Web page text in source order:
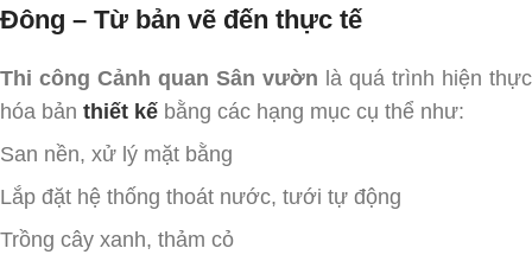
Đông – Từ bản vẽ đến thực tế
Thi công Cảnh quan Sân vườn là quá trình hiện thực
hóa bản thiết kế bằng các hạng mục cụ thể như:
San nền, xử lý mặt bằng
Lắp đặt hệ thống thoát nước, tưới tự động
Trồng cây xanh, thảm cỏ